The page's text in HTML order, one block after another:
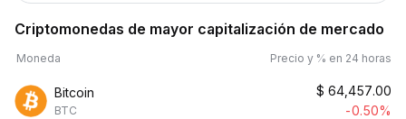
Criptomonedas de mayor capitalización de mercado
Moneda Precio y % en 24 horas
Bitcoin
BTC
$ 64,457.00
-0.50%